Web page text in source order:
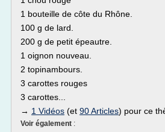
1 bouteille de côte du Rhône.
100 g de lard.
200 g de petit épeautre.
1 oignon nouveau.
2 topinambours.
3 carottes rouges
3 carottes...
→ 1 Vidéos (et 90 Articles) pour ce
Voir également :